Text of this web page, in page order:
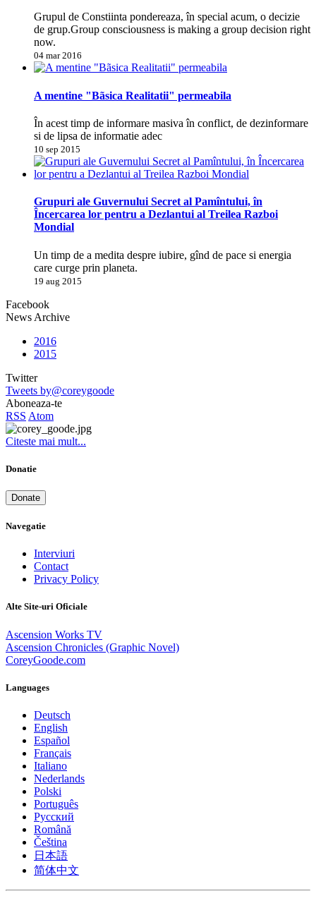
Grupul de Constiinta pondereaza, în special acum, o decizie
de grup.Group consciousness is making a group decision right
now.
04 mar 2016
A mentine "Bãsica Realitatii" permeabila
În acest timp de informare masiva în conflict, de dezinformare
si de lipsa de informatie adec
10 sep 2015
Grupuri ale Guvernului Secret al Pamîntului, în
Încercarea lor pentru a Dezlantui al Treilea Razboi
Mondial
Un timp de a medita despre iubire, gînd de pace si energia
care curge prin planeta.
19 aug 2015
Facebook
News Archive
2016
2015
Twitter
Tweets by@coreygoode
Aboneaza-te
RSS Atom
Citeste mai mult...
Donatie
Donate
Navegatie
Interviuri
Contact
Privacy Policy
Alte Site-uri Oficiale
Ascension Works TV
Ascension Chronicles (Graphic Novel)
CoreyGoode.com
Languages
Deutsch
English
Español
Français
Italiano
Nederlands
Polski
Português
Pусский
Română
Čeština
日本語
简体中文